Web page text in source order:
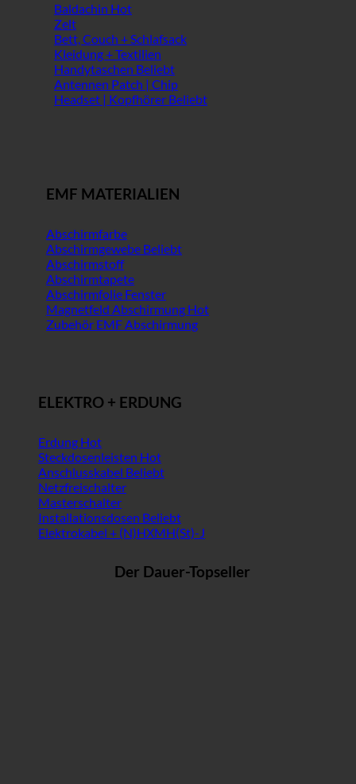
Baldachin
Zelt
Bett, Couch + Schlafsack
Kleidung + Textilien
Handytaschen
Antennen Patch | Chip
Headset | Kopfhörer
EMF MATERIALIEN
Abschirmfarbe
Abschirmgewebe
Abschirmstoff
Abschirmtapete
Abschirmfolie Fenster
Magnetfeld Abschirmung
Zubehör EMF Abschirmung
ELEKTRO + ERDUNG
Erdung
Steckdosenleisten
Anschlusskabel
Netzfreischalter
Masterschalter
Installationsdosen
Elektrokabel + (N)HXMH(St)-J
Der Dauer-Topseller